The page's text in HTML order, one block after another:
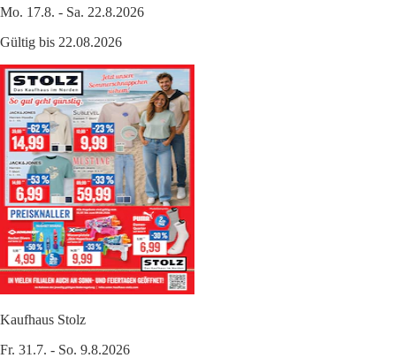
Mo. 17.8. - Sa. 22.8.2026
Gültig bis 22.08.2026
Kaufhaus Stolz
Fr. 31.7. - So. 9.8.2026